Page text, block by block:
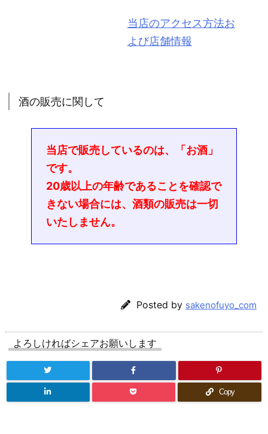
当店のアクセス方法お
よび店舗情報
酒の販売に関して
当店で販売しているのは、「お酒」
です。
20歳以上の年齢であることを確認で
きない場合には、酒類の販売は一切
いたしません。
Posted by sakenofuyo_com
よろしければシェアお願いします
Copy